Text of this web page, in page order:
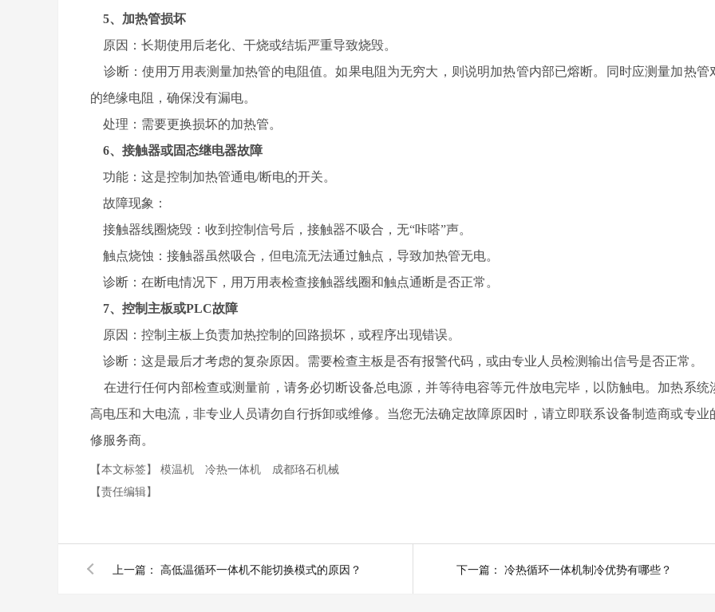
5、加热管损坏
原因：长期使用后老化、干烧或结垢严重导致烧毁。
诊断：使用万用表测量加热管的电阻值。如果电阻为无穷大，则说明加热管内部已熔断。
同时应测量加热管
的绝缘电阻，确保没有漏电。
处理：需要更换损坏的加热管。
6、接触器或固态继电器故障
功能：这是控制加热管通电/断电的开关。
故障现象：
接触器线圈烧毁：收到控制信号后，接触器不吸合，无“咔嗒”声。
触点烧蚀：接触器虽然吸合，但电流无法通过触点，导致加热管无电。
诊断：在断电情况下，用万用表检查接触器线圈和触点通断是否正常。
7、控制主板或PLC故障
原因：控制主板上负责加热控制的回路损坏，或程序出现错误。
诊断：这是最后才考虑的复杂原因。需要检查主板是否有报警代码，或由专业人员检测输出信号是否正常。
在进行任何内部检查或测量前，请务必切断设备总电源，并等待电容等元件放电完毕，以防触电。加热系统
高电压和大电流，非专业人员请勿自行拆卸或维修。当您无法确定故障原因时，请立即联系设备制造商或专业
修服务商。
【本文标签】 模温机 冷热一体机
成都珞石机械
【责任编辑】
上一篇： 高低温循环一体机不能切换模式的原因？ 下一篇： 冷热循环一体机制冷优势有哪些？